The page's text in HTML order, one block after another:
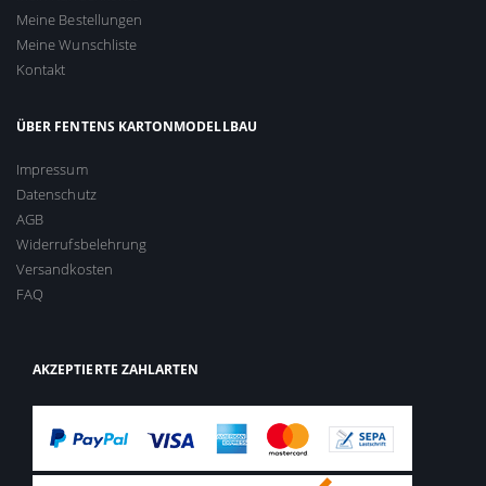
Meine Bestellungen
Meine Wunschliste
Kontakt
ÜBER FENTENS KARTONMODELLBAU
Impressum
Datenschutz
AGB
Widerrufsbelehrung
Versandkosten
FAQ
AKZEPTIERTE ZAHLARTEN